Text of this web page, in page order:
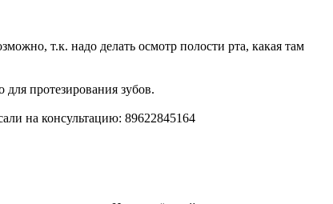
т.к. надо делать осмотр полости рта, какая там
протезирования зубов.
на консультацию: 89622845164